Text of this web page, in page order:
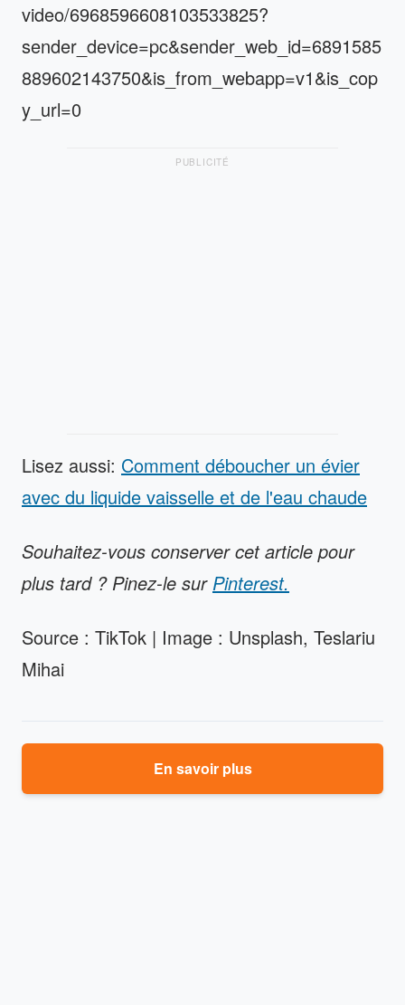
video/6968596608103533825?
sender_device=pc&sender_web_id=6891585
889602143750&is_from_webapp=v1&is_cop
y_url=0
PUBLICITÉ
Lisez aussi: Comment déboucher un évier
avec du liquide vaisselle et de l'eau chaude
Souhaitez-vous conserver cet article pour
plus tard ? Pinez-le sur Pinterest.
Source : TikTok | Image : Unsplash, Teslariu
Mihai
En savoir plus